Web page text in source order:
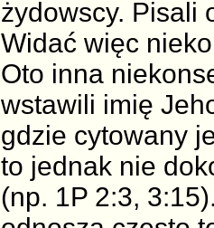
żydowscy. Pisali
Widać więc
Oto inna
wstawili imię
gdzie cytowany
to jednak nie
(np. 1P 2:3,